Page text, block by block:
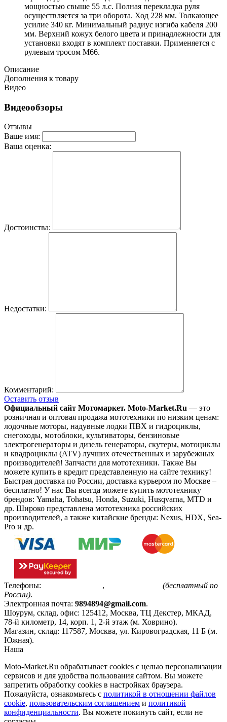
мощностью свыше 55 л.с. Полная перекладка руля
осуществляется за три оборота. Ход 228 мм. Толкающее
усилие 340 кг. Минимальный радиус изгиба кабеля 200
мм. Верхний кожух белого цвета и принадлежности для
установки входят в комплект поставки. Применяется с
рулевым тросом M66.
Описание
Дополнения к товару
Видео
Видеообзоры
Отзывы
Ваше имя:
Ваша оценка:
Достоинства:
Недостатки:
Комментарий:
Оставить отзыв
Официальный сайт Мотомаркет. Moto-Market.Ru — это
розничная и оптовая продажа мототехники по низким ценам:
лодочные моторы, надувные лодки ПВХ и гидроциклы,
снегоходы, мотоблоки, культиваторы, бензиновые
электрогенераторы и дизель генераторы, скутеры, мотоциклы
и квадроциклы (ATV) лучших отечественных и зарубежных
производителей! Запчасти для мототехники. Также Вы
можете купить в кредит представленную на сайте технику!
Быстрая доставка по России, доставка курьером по Москве –
бесплатно! У нас Вы всегда можете купить мототехнику
брендов: Yamaha, Tohatsu, Honda, Suzuki, Husqvarna, MTD и
др. Широко представлена мототехника российских
производителей, а также китайские бренды: Nexus, HDX, Sea-
Pro и др.
Телефоны: ,
(бесплатный по
России).
Электронная почта: 9894894@gmail.com.
Шоурум, склад, офис: 125412, Москва, ТЦ Декстер, МКАД,
78-й километр, 14, корп. 1, 2-й этаж (м. Ховрино).
Магазин, склад: 117587, Москва, ул. Кировоградская, 11 Б (м.
Южная).
Наша
Moto-Market.Ru обрабатывает сookies с целью персонализации
сервисов и для удобства пользования сайтом. Вы можете
запретить обработку сookies в настройках браузера.
Пожалуйста, ознакомьтесь с политикой в отношении файлов
cookie, пользовательским соглашением и политикой
конфиденциальности. Вы можете покинуть сайт, если не